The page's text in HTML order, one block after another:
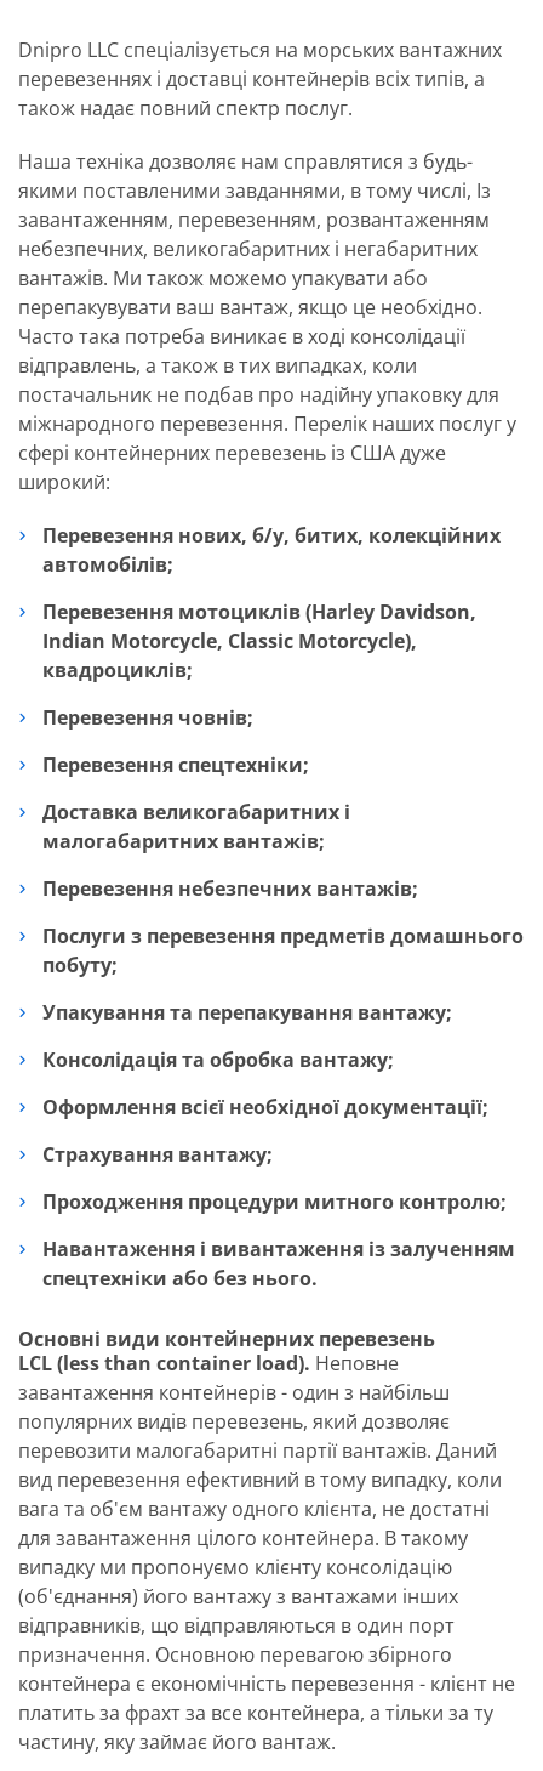
Dnipro LLC спеціалізується на морських вантажних
перевезеннях і доставці контейнерів всіх типів, а
також надає повний спектр послуг.
Наша техніка дозволяє нам справлятися з будь-
якими поставленими завданнями, в тому числі, Із
завантаженням, перевезенням, розвантаженням
небезпечних, великогабаритних і негабаритних
вантажів. Ми також можемо упакувати або
перепакувувати ваш вантаж, якщо це необхідно.
Часто така потреба виникає в ході консолідації
відправлень, а також в тих випадках, коли
постачальник не подбав про надійну упаковку для
міжнародного перевезення. Перелік наших послуг у
сфері контейнерних перевезень із США дуже
широкий:
Перевезення нових, б/у, битих, колекційних
автомобілів;
Перевезення мотоциклів (Harley Davidson,
Indian Motorcycle, Classic Motorcycle),
квадроциклів;
Перевезення човнів;
Перевезення спецтехніки;
Доставка великогабаритних і
малогабаритних вантажів;
Перевезення небезпечних вантажів;
Послуги з перевезення предметів домашнього
побуту;
Упакування та перепакування вантажу;
Консолідація та обробка вантажу;
Оформлення всієї необхідної документації;
Страхування вантажу;
Проходження процедури митного контролю;
Навантаження і вивантаження із залученням
спецтехніки або без нього.
Основні види контейнерних перевезень
LCL (less than container load). Неповне
завантаження контейнерів - один з найбільш
популярних видів перевезень, який дозволяє
перевозити малогабаритні партії вантажів. Даний
вид перевезення ефективний в тому випадку, коли
вага та об'єм вантажу одного клієнта, не достатні
для завантаження цілого контейнера. В такому
випадку ми пропонуємо клієнту консолідацію
(об'єднання) його вантажу з вантажами інших
відправників, що відправляються в один порт
призначення. Основною перевагою збірного
контейнера є економічність перевезення - клієнт не
платить за фрахт за все контейнера, а тільки за ту
частину, яку займає його вантаж.